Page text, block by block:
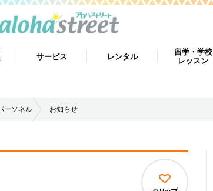
サービス レンタル
留学・学校
レッスン
ーソネル お知らせ